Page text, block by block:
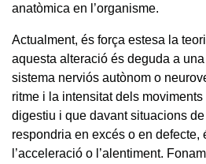
anatòmica en l’organisme.
Actualment, és força estesa la
aquesta alteració és deguda a
sistema nerviós autònom o
ritme i la intensitat dels
digestiu i que davant situacions
respondria en excés o en defecte,
l’acceleració o l’alentiment.